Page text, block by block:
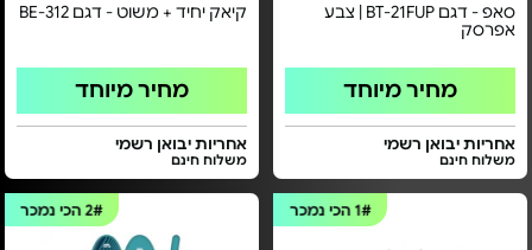
סאפ - דגם BT-21FUP | צבע
אפרסק
מחיר מיוחד
אחריות יבואן רשמי
משלוח חינם
קיאק יחיד + משוט - דגם BE-312
מחיר מיוחד
אחריות יבואן רשמי
משלוח חינם
1#הכי נמכר 2#הכי נמכר